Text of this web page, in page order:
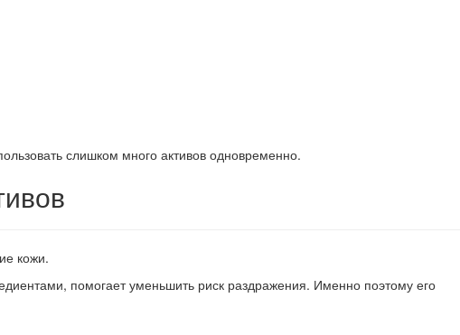
слишком много активов одновременно.
кожи.
помогает уменьшить риск раздражения. Именно поэтому его